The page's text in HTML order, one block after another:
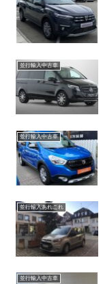
並行輸入中古車
並行輸入中古車
並行輸入あれこれ
並行輸入中古車